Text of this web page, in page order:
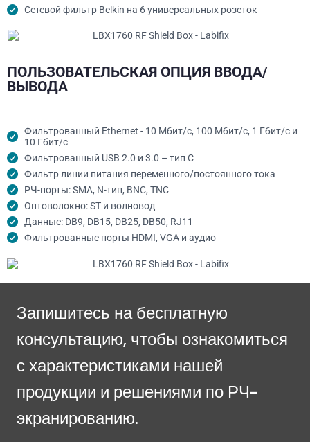
Сетевой фильтр Belkin на 6 универсальных розеток
ПОЛЬЗОВАТЕЛЬСКАЯ ОПЦИЯ ВВОДА/
ВЫВОДА
Фильтрованный Ethernet - 10 Мбит/с, 100 Мбит/с, 1 Гбит/с и
10 Гбит/с
Фильтрованный USB 2.0 и 3.0 – тип C
Фильтр линии питания переменного/постоянного тока
РЧ-порты: SMA, N-тип, BNC, TNC
Оптоволокно: ST и волновод
Данные: DB9, DB15, DB25, DB50, RJ11
Фильтрованные порты HDMI, VGA и аудио
Запишитесь на бесплатную
консультацию, чтобы ознакомиться
с характеристиками нашей
продукции и решениями по РЧ-
экранированию.